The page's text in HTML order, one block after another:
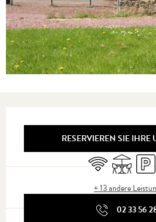
RESERVIEREN SIE IHRE
Wi-Fi Terrasse
+ 13 andere
02 33 56